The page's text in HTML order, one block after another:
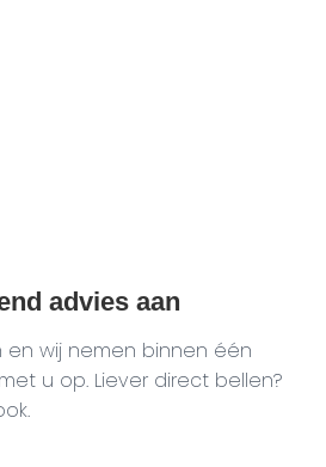
advies aan
en wij nemen binnen één
u op. Liever direct bellen?